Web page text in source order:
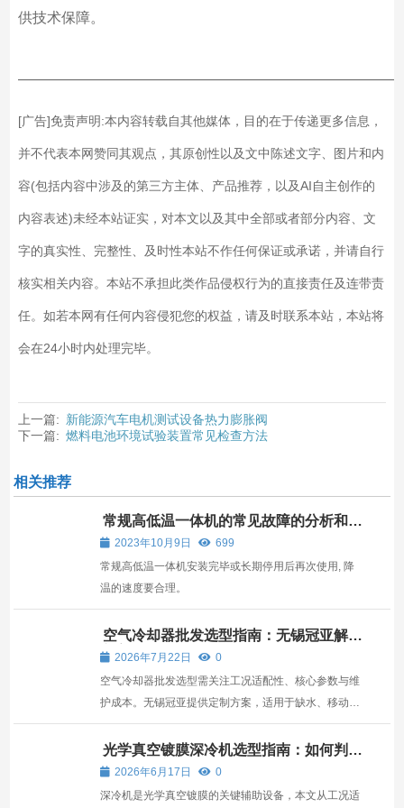
供技术保障。
[广告]免责声明:本内容转载自其他媒体，目的在于传递更多信息，
并不代表本网赞同其观点，其原创性以及文中陈述文字、图片和内
容(包括内容中涉及的第三方主体、产品推荐，以及AI自主创作的
内容表述)未经本站证实，对本文以及其中全部或者部分内容、文
字的真实性、完整性、及时性本站不作任何保证或承诺，并请自行
核实相关内容。本站不承担此类作品侵权行为的直接责任及连带责
任。如若本网有任何内容侵犯您的权益，请及时联系本站，本站将
会在24小时内处理完毕。
上一篇: 新能源汽车电机测试设备热力膨胀阀
下一篇: 燃料电池环境试验装置常见检查方法
相关推荐
常规高低温一体机的常见故障的分析和排
除2023年10月9日
699
常规高低温一体机安装完毕或长期停用后再次使用, 降
温的速度要合理。
空气冷却器批发选型指南：无锡冠亚解决
方案解析
2026年7月22日
0
空气冷却器批发选型需关注工况适配性、核心参数与维
护成本。无锡冠亚提供定制方案，适用于缺水、移动及
高洁净工业场景。
光学真空镀膜深冷机选型指南：如何判断
哪家更靠谱？
2026年6月17日
0
深冷机是光学真空镀膜的关键辅助设备，本文从工况适